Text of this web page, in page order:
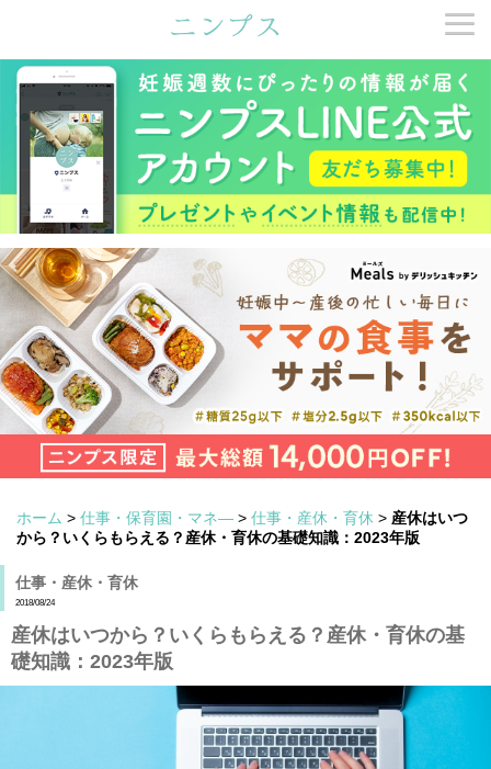
ホーム > 仕事・保育園・マネ― > 仕事・産休・育休 > 産休はいつ
から？いくらもらえる？産休・育休の基礎知識：2023年版
仕事・産休・育休
2018/08/24
産休はいつから？いくらもらえる？産休・育休の基
礎知識：2023年版